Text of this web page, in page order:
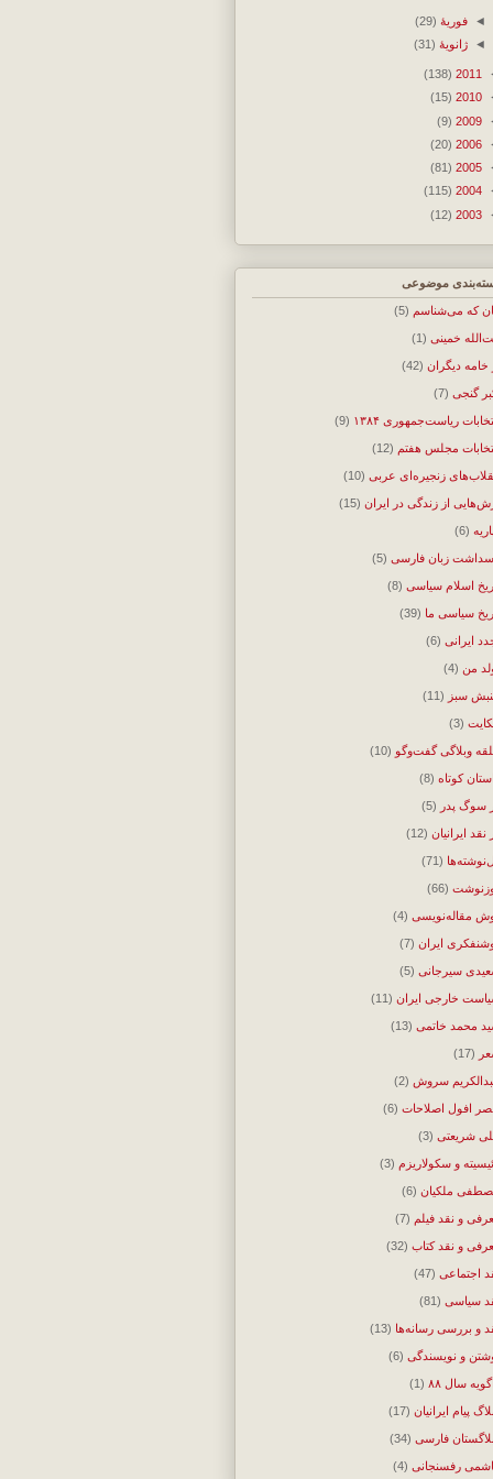
◄فوریهٔ (29)
◄ژانویهٔ (31)
2011
(138)
2010
(15)
2009
(9)
2006
(20)
2005
(81)
2004
(115)
2003
(12)
موضوعی
که می‌شناسم (5)
خمینی (1)
خامه دیگران (42)
گنجی (7)
ریاست‌جمهوری ۱۳۸۴ (9)
مجلس هفتم (12)
زنجیره‌ای عربی (10)
از زندگی در ایران (15)
(6)
زبان فارسی (5)
اسلام سیاسی (8)
سیاسی ما (39)
ایرانی (6)
من (4)
سبز (11)
(3)
وبلاگی گفت‌وگو (10)
کوتاه (8)
سوگ پدر (5)
نقد ایرانیان (12)
(71)
(66)
مقاله‌نویسی (4)
ایران (7)
سیرجانی (5)
خارجی ایران (11)
محمد خاتمی (13)
(17)
سروش (2)
افول اصلاحات (6)
شریعتی (3)
و سکولاریزم (3)
ملکیان (6)
و نقد فیلم (7)
و نقد کتاب (32)
اجتماعی (47)
سیاسی (81)
و بررسی رسانه‌ها (13)
و نویسندگی (6)
سال ۸۸ (1)
پیام ایرانیان (17)
فارسی (34)
رفسنجانی (4)